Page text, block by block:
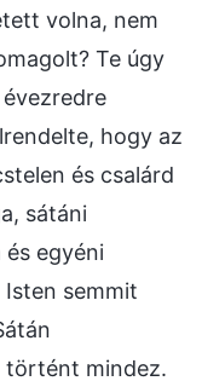
volna, nem
Te úgy
hogy az
és csalárd
sátáni
egyéni
Isten semmit
történt mindez.